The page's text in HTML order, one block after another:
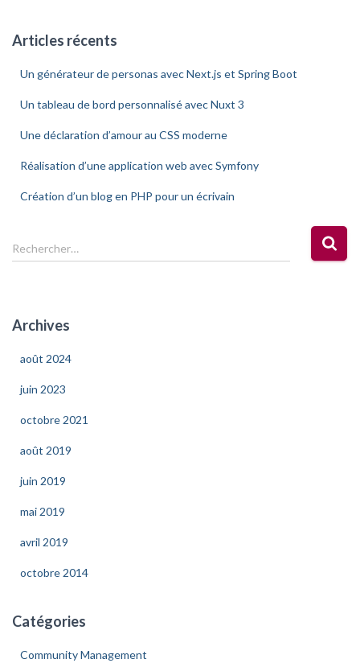
Articles récents
Un générateur de personas avec Next.js et Spring Boot
Un tableau de bord personnalisé avec Nuxt 3
Une déclaration d’amour au CSS moderne
Réalisation d’une application web avec Symfony
Création d’un blog en PHP pour un écrivain
e
r
Rechercher…
Archives
août 2024
juin 2023
octobre 2021
août 2019
juin 2019
mai 2019
avril 2019
octobre 2014
Catégories
Community Management